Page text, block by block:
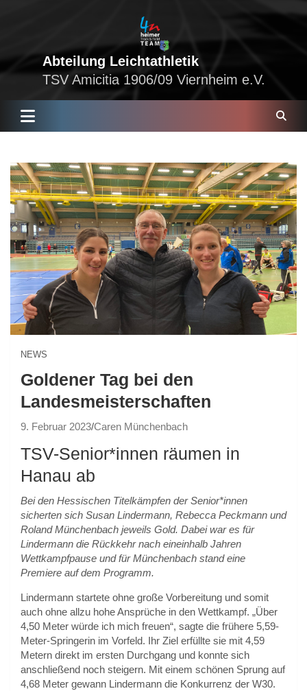
Abteilung Leichtathletik
TSV Amicitia 1906/09 Viernheim e.V.
e
a
r
c
h
NEWS
Goldener Tag bei den
Landesmeisterschaften
9. Februar 2023 Caren Münchenbach
TSV-Senior*innen räumen in
Hanau ab
Bei den Hessischen Titelkämpfen der Senior*innen
sicherten sich Susan Lindermann, Rebecca Peckmann und
Roland Münchenbach jeweils Gold. Dabei war es für
Lindermann die Rückkehr nach eineinhalb Jahren
Wettkampfpause und für Münchenbach stand eine
Premiere auf dem Programm.
Lindermann startete ohne große Vorbereitung und somit
auch ohne allzu hohe Ansprüche in den Wettkampf. „Über
4,50 Meter würde ich mich freuen“, sagte die frühere 5,59-
Meter-Springerin im Vorfeld. Ihr Ziel erfüllte sie mit 4,59
Metern direkt im ersten Durchgang und konnte sich
anschließend noch steigern. Mit einem schönen Sprung auf
4,68 Meter gewann Lindermann die Konkurrenz der W30.